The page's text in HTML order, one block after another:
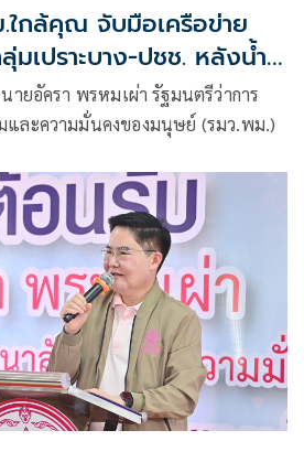
กล้คุณ จับมือเครือข่าย
เปราะบาง-ปชช. หลังน้ำ
ณภาพชีวิตให้ดีกว่าเดิม
ยอัครา พรหมเผ่า รัฐมนตรีว่าการ
และความมั่นคงของมนุษย์ (รมว.พม.)